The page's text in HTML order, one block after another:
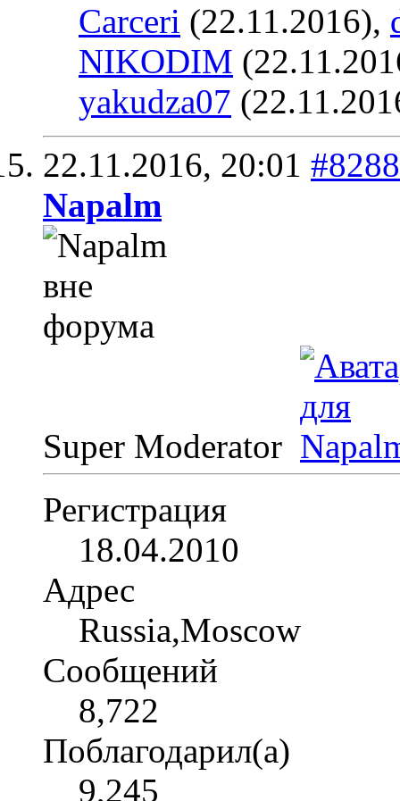
Carceri (22.11.2016),
NIKODIM
yakudza07
22.11.2016, 20:01 #8288
Napalm
Super Moderator
Регистрация
18.04.2010
Адрес
Russia,Moscow
Сообщений
8,722
Поблагодарил(а)
9,245